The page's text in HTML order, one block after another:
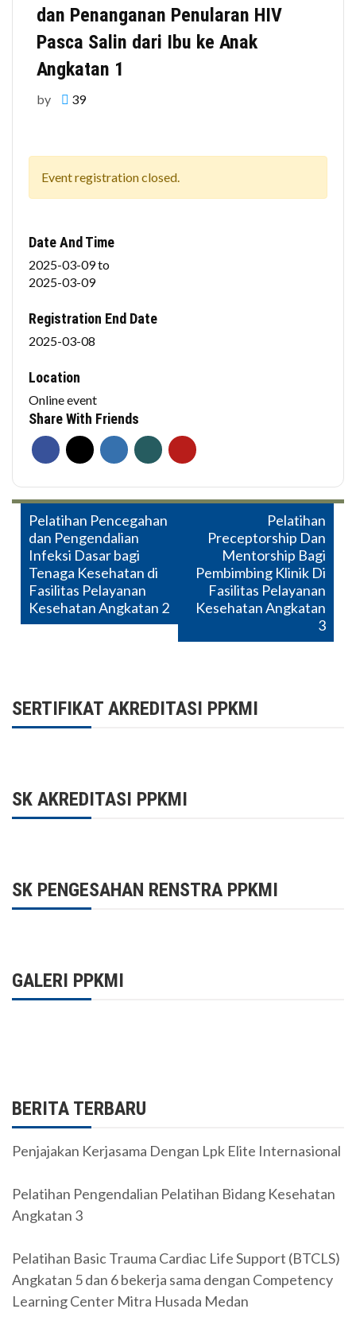
dan Penanganan Penularan HIV
Pasca Salin dari Ibu ke Anak
Angkatan 1
by 39
Event registration closed.
Date And Time
2025-03-09to
2025-03-09
Registration End Date
2025-03-08
Location
Online event
Share With Friends
Post
navigation
Pelatihan Pencegahan
dan Pengendalian
Infeksi Dasar bagi
Tenaga Kesehatan di
Fasilitas Pelayanan
Kesehatan Angkatan 2
Pelatihan
Preceptorship Dan
Mentorship Bagi
Pembimbing Klinik Di
Fasilitas Pelayanan
Kesehatan Angkatan
3
SERTIFIKAT AKREDITASI PPKMI
SK AKREDITASI PPKMI
SK PENGESAHAN RENSTRA PPKMI
GALERI PPKMI
BERITA TERBARU
Penjajakan Kerjasama Dengan Lpk Elite Internasional
Pelatihan Pengendalian Pelatihan Bidang Kesehatan
Angkatan 3
Pelatihan Basic Trauma Cardiac Life Support (BTCLS)
Angkatan 5 dan 6 bekerja sama dengan Competency
Learning Center Mitra Husada Medan